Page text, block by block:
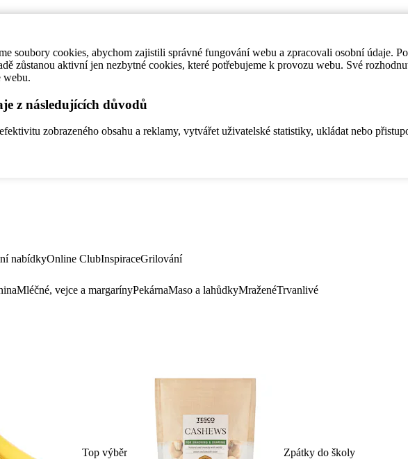
soubory cookies, abychom zajistili správné fungování webu a zpracovali osobní údaje.
zůstanou aktivní jen nezbytné cookies, které potřebujeme k provozu webu. Své
webu.
z následujících důvodů
zobrazeného obsahu a reklamy, vytvářet uživatelské statistiky, ukládat nebo
nabídkyOnline ClubInspiraceGrilování
Mléčné, vejce a margarínyPekárnaMaso a lahůdkyMraženéTrvanlivé
Top výběr Zpátky do školy